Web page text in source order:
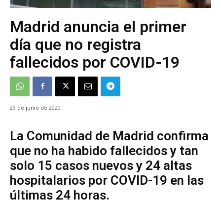
Madrid anuncia el primer
día que no registra
fallecidos por COVID-19
29 de junio de 2020
La Comunidad de Madrid confirma
que no ha habido fallecidos y tan
solo 15 casos nuevos y 24 altas
hospitalarios por COVID-19 en las
últimas 24 horas.